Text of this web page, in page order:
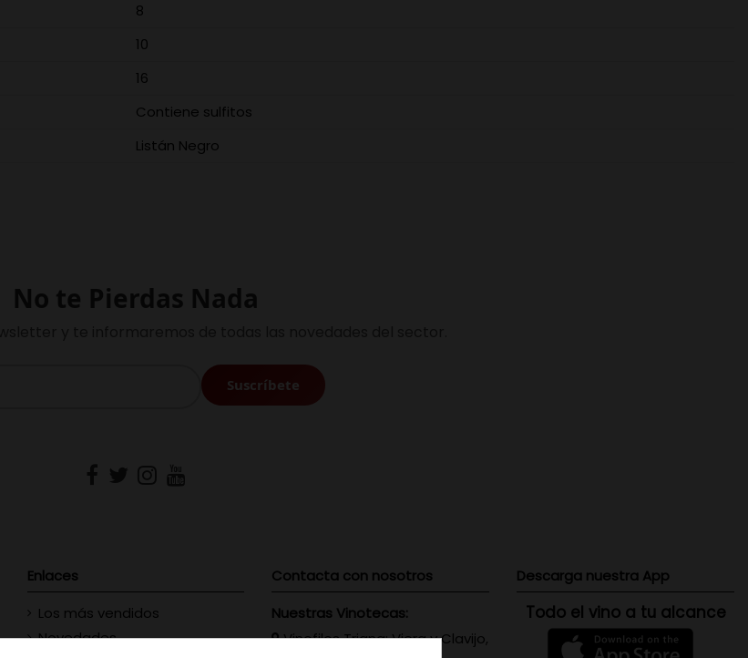
8
10
16
Contiene sulfitos
Listán Negro
No te Pierdas Nada
Enlaces
Los más vendidos
Novedades
Contacta con nosotros
Nuestras Vinotecas:
Vinofilos Triana: Viera y Clavijo,
Descarga nuestra App
Todo el vino a tu alcance